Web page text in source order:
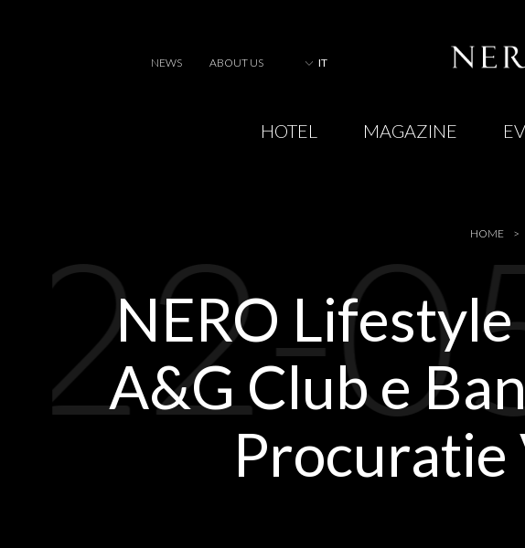
NEWS ABOUT US IT
HOTEL MAGAZINE
HOME
NERO
A&G Club e
Procuratie
22-